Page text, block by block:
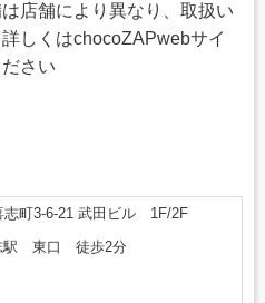
店舗により異なり、取扱い
しくはchocoZAPwebサイ
さい
志町3-6-21 武田ビル 1F/2F
駅 東口 徒歩2分